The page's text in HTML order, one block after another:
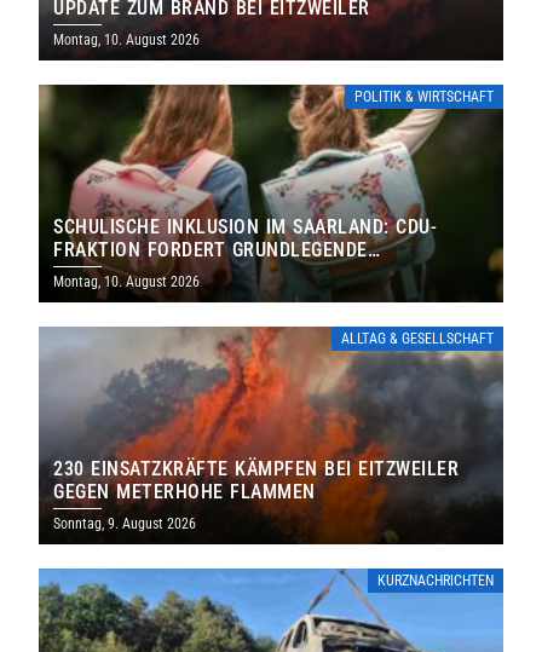
UPDATE ZUM BRAND BEI EITZWEILER
Montag, 10. August 2026
POLITIK & WIRTSCHAFT
SCHULISCHE INKLUSION IM SAARLAND: CDU-
FRAKTION FORDERT GRUNDLEGENDE
NEUAUFSTELLUNG
Montag, 10. August 2026
ALLTAG & GESELLSCHAFT
230 EINSATZKRÄFTE KÄMPFEN BEI EITZWEILER
GEGEN METERHOHE FLAMMEN
Sonntag, 9. August 2026
KURZNACHRICHTEN